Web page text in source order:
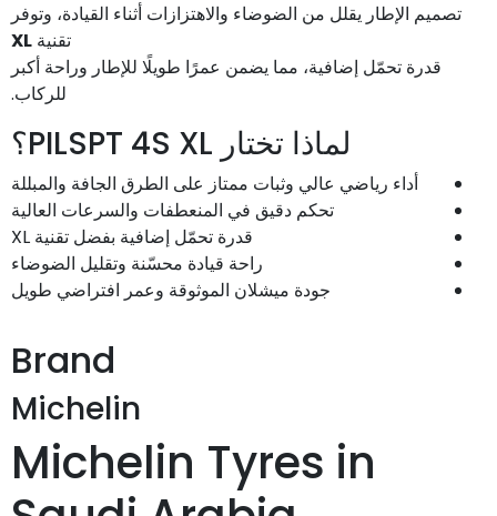
تصميم الإطار يقلل من الضوضاء والاهتزازات أثناء القيادة، وتوفر
تقنية XL
قدرة تحمّل إضافية، مما يضمن عمرًا طويلًا للإطار وراحة أكبر
للركاب.
لماذا تختار PILSPT 4S XL؟
أداء رياضي عالي وثبات ممتاز على الطرق الجافة والمبللة
تحكم دقيق في المنعطفات والسرعات العالية
قدرة تحمّل إضافية بفضل تقنية XL
راحة قيادة محسّنة وتقليل الضوضاء
جودة ميشلان الموثوقة وعمر افتراضي طويل
Brand
Michelin
Michelin Tyres in